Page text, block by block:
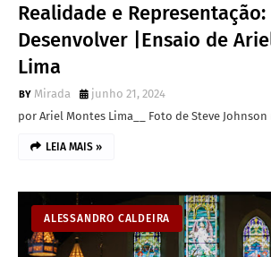
Realidade e
Desenvolver |Ensaio de
Lima
Mirada
junho 21, 2024
por Ariel Montes Lima__ Foto de Steve
LEIA MAIS »
ALESSANDRO CALDEIRA